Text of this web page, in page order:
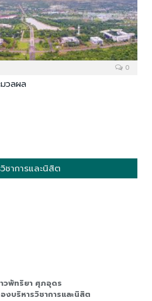
0
มวลผล
ชาการและนิสิต
วพัทริยา ศุภอุดร
งบริหารวิชาการและนิสิต